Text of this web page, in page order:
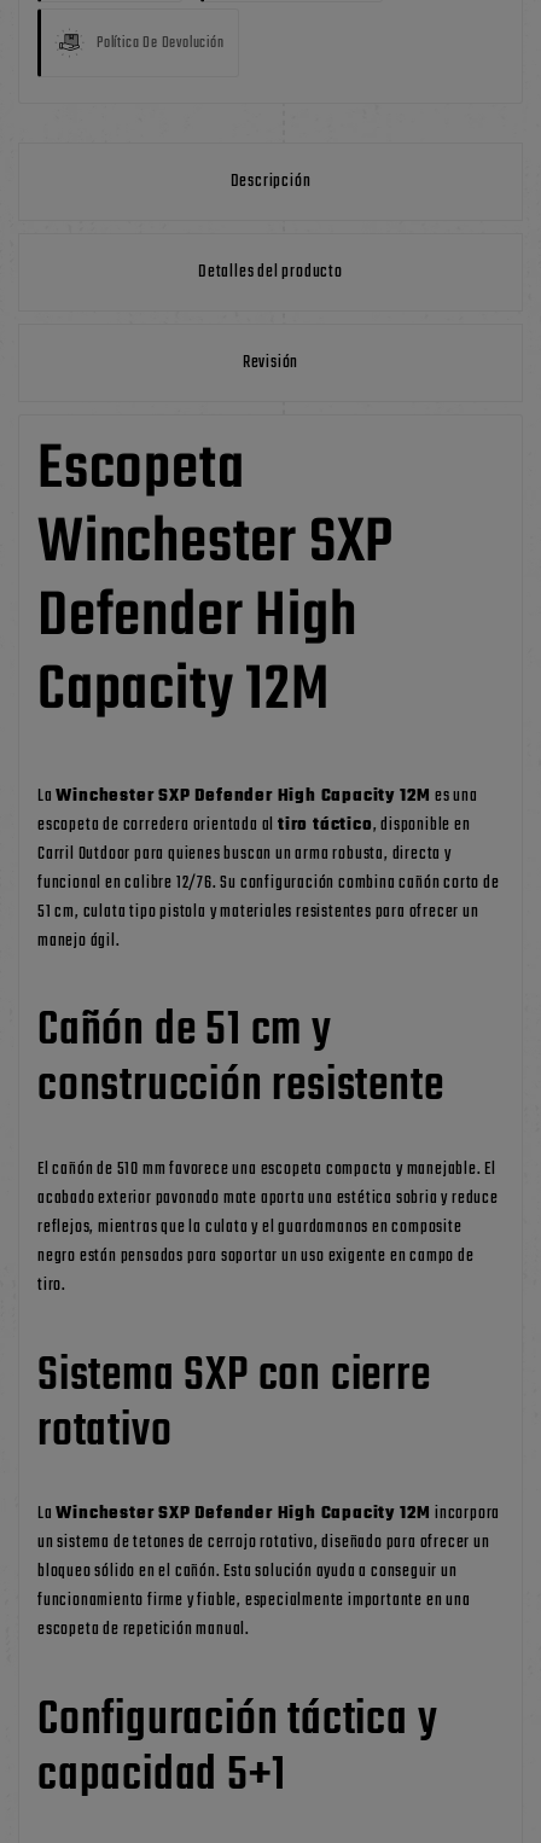
Política De Devolución
Descripción
Detalles del producto
Revisión
Escopeta
Winchester SXP
Defender High
Capacity 12M
LaWinchester SXP Defender High Capacity 12M es una
escopeta de corredera orientada altiro táctico, disponible en
Carril Outdoor para quienes buscan un arma robusta, directa y
funcional en calibre 12/76. Su configuración combina cañón corto de
51 cm, culata tipo pistola y materiales resistentes para ofrecer un
manejo ágil.
Cañón de 51 cm y
construcción resistente
El cañón de 510 mm favorece una escopeta compacta y manejable. El
acabado exterior pavonado mate aporta una estética sobria y reduce
reflejos, mientras que la culata y el guardamanos en composite
negro están pensados para soportar un uso exigente en campo de
tiro.
Sistema SXP con cierre
rotativo
LaWinchester SXP Defender High Capacity 12M incorpora
un sistema de tetones de cerrojo rotativo, diseñado para ofrecer un
bloqueo sólido en el cañón. Esta solución ayuda a conseguir un
funcionamiento firme y fiable, especialmente importante en una
escopeta de repetición manual.
Configuración táctica y
capacidad 5+1